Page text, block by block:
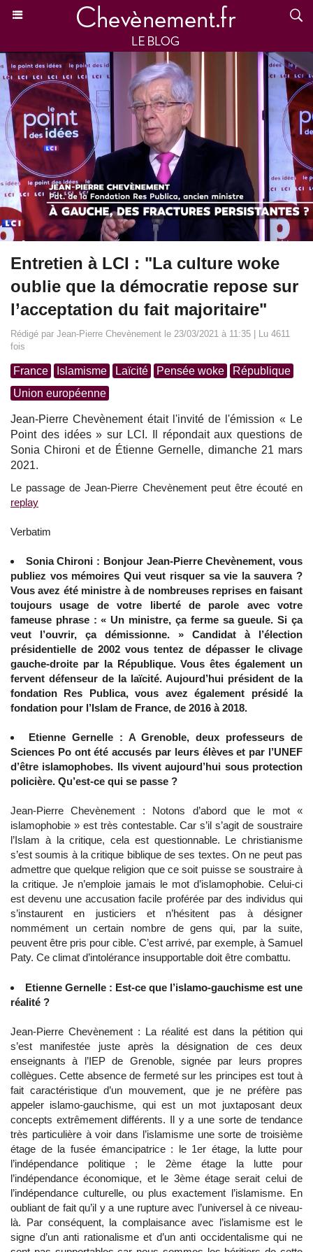
Entretien à LCI : "La culture woke
oublie que la démocratie repose sur
l’acceptation du fait majoritaire"
Rédigé par Jean-Pierre Chevènement le 23/03/2021 à 11:35 | Lu 4611
fois
France Islamisme Laïcité Pensée woke
République
Union européenne
Jean-Pierre Chevènement était l'invité de l'émission « Le
Point des idées » sur LCI. Il répondait aux questions de
Sonia Chironi et de Étienne Gernelle, dimanche 21 mars
2021.
Le passage de Jean-Pierre Chevènement peut être écouté en
replay
Verbatim
Sonia Chironi : Bonjour Jean-Pierre Chevènement, vous
publiez vos mémoires Qui veut risquer sa vie la sauvera ?
Vous avez été ministre à de nombreuses reprises en faisant
toujours usage de votre liberté de parole avec votre
fameuse phrase : « Un ministre, ça ferme sa gueule. Si ça
veut l’ouvrir, ça démissionne. » Candidat à l’élection
présidentielle de 2002 vous tentez de dépasser le clivage
gauche-droite par la République. Vous êtes également un
fervent défenseur de la laïcité. Aujourd’hui président de la
fondation Res Publica, vous avez également présidé la
fondation pour l’Islam de France, de 2016 à 2018.
Etienne Gernelle : A Grenoble, deux professeurs de
Sciences Po ont été accusés par leurs élèves et par l’UNEF
d’être islamophobes. Ils vivent aujourd’hui sous protection
policière. Qu’est-ce qui se passe ?
Jean-Pierre Chevènement : Notons d’abord que le mot «
islamophobie » est très contestable. Car s’il s’agit de soustraire
l’Islam à la critique, cela est questionnable. Le christianisme
s’est soumis à la critique biblique de ses textes. On ne peut pas
admettre que quelque religion que ce soit puisse se soustraire à
la critique. Je n’emploie jamais le mot d’islamophobie. Celui-ci
est devenu une accusation facile proférée par des individus qui
s’instaurent en justiciers et n’hésitent pas à désigner
nommément un certain nombre de gens qui, par la suite,
peuvent être pris pour cible. C’est arrivé, par exemple, à Samuel
Paty. Ce climat d’intolérance insupportable doit être combattu.
Etienne Gernelle : Est-ce que l’islamo-gauchisme est une
réalité ?
Jean-Pierre Chevènement : La réalité est dans la pétition qui
s’est manifestée juste après la désignation de ces deux
enseignants à l’IEP de Grenoble, signée par leurs propres
collègues. Cette absence de fermeté sur les principes est tout à
fait caractéristique d’un mouvement, que je ne préfère pas
appeler islamo-gauchisme, qui est un mot juxtaposant deux
concepts extrêmement différents. Il y a une sorte de tendance
très particulière à voir dans l’islamisme une sorte de troisième
étage de la fusée émancipatrice : le 1er étage, la lutte pour
l’indépendance politique ; le 2ème étage la lutte pour
l’indépendance économique, et le 3ème étage serait celui de
l’indépendance culturelle, ou plus exactement l’islamisme. En
oubliant de fait qu’il y a une rupture avec l’universel à ce niveau-
là. Par conséquent, la complaisance avec l’islamisme est le
signe d’un anti rationalisme et d’un anti occidentalisme qui ne